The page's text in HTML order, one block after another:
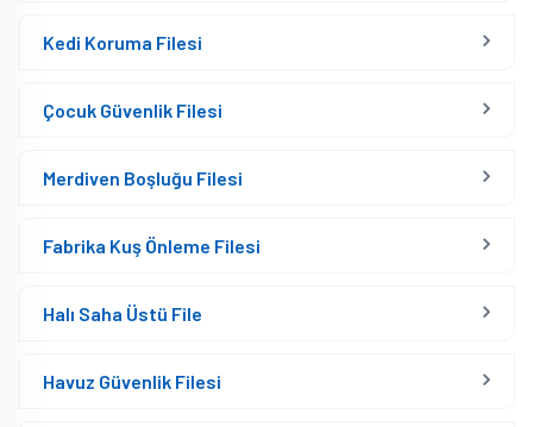
Kedi Koruma Filesi
Çocuk Güvenlik Filesi
Merdiven Boşluğu Filesi
Fabrika Kuş Önleme Filesi
Halı Saha Üstü File
Havuz Güvenlik Filesi